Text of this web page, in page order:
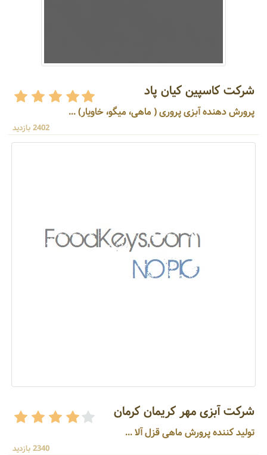
شرکت کاسپین کیان پاد
پرورش دهنده آبزی پروری ( ماهی، میگو، خاویار) ...
2402 بازدید
شرکت آبزی مهر کریمان کرمان
تولید کننده پرورش ماهی قزل آلا ...
2340 بازدید